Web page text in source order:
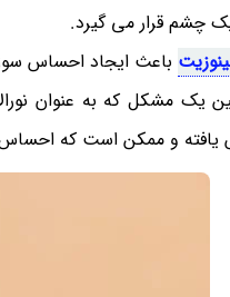
چشم قرار می گیرد.
باعث ایجاد احساس
یک مشکل که به عنوان
و ممکن است که احساس